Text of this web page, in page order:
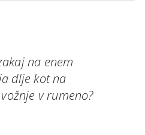
na enem
dlje kot na
v rumeno?